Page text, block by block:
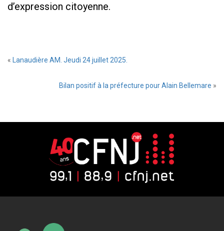
d’expression citoyenne.
« Lanaudière AM. Jeudi 24 juillet 2025.
Bilan positif à la préfecture pour Alain Bellemare »